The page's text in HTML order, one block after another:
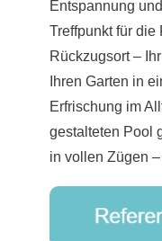
Entspannung
Treffpunkt für
Rückzugsort –
Ihren Garten in
Erfrischung im
gestalteten Pool
in vollen Zügen